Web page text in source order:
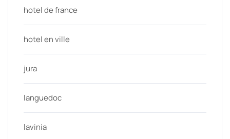
hotel de france
hotel en ville
jura
languedoc
lavinia